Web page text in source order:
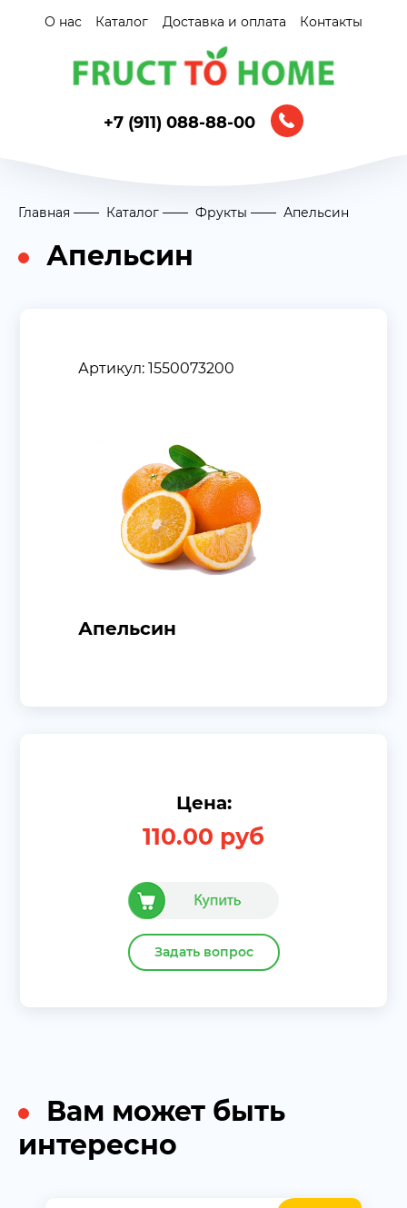
О нас Каталог Доставка и оплата Контакты
+7 (911) 088-88-00
Главная Каталог Фрукты Апельсин
Апельсин
Артикул: 1550073200
Апельсин
Цена:
110.00 руб
Задать вопрос
Вам может быть
интересно